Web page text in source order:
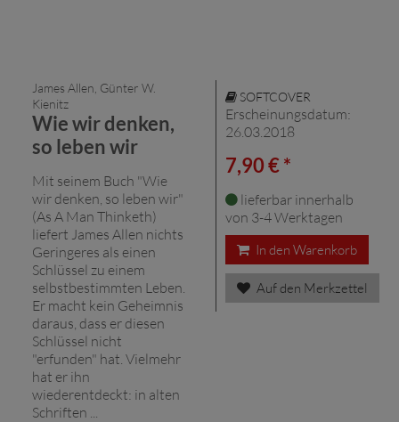
James Allen, Günter W.
Kienitz
Wie wir denken,
so leben wir
Mit seinem Buch "Wie
wir denken, so leben wir"
(As A Man Thinketh)
liefert James Allen nichts
Geringeres als einen
Schlüssel zu einem
selbstbestimmten Leben.
Er macht kein Geheimnis
daraus, dass er diesen
Schlüssel nicht
"erfunden" hat. Vielmehr
hat er ihn
wiederentdeckt: in alten
Schriften ...
SOFTCOVER
Erscheinungsdatum:
26.03.2018
7,90 € *
lieferbar innerhalb
von 3-4 Werktagen
In den Warenkorb
Auf den Merkzettel